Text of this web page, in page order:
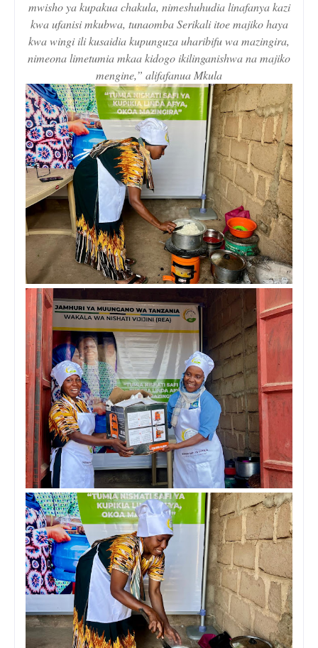
mwisho ya kupakua chakula, nimeshuhudia linafanya kazi
kwa ufanisi mkubwa, tunaomba Serikali itoe majiko haya
kwa wingi ili kusaidia kupunguza uharibifu wa mazingira,
nimeona limetumia mkaa kidogo ikilinganishwa na majiko
mengine,” alifafanua Mkula